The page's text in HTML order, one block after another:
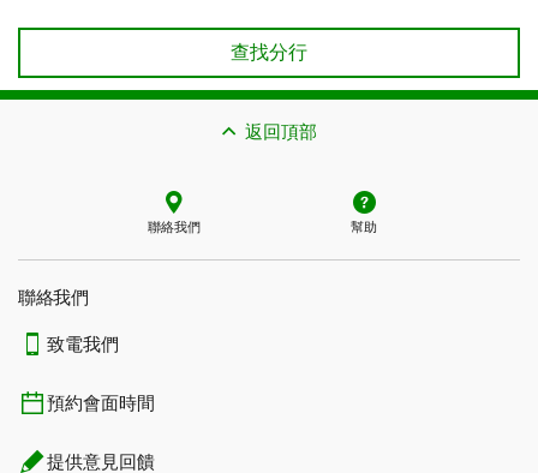
查找分行​​​​​​​
返回頂部
聯絡我們 幫助
聯絡我們
致電我們
預約會面時間
提供意見回饋